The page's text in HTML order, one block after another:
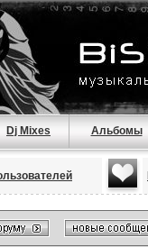
Dj Mixes Альбомы